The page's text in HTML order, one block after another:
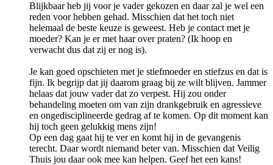
Blijkbaar heb jij voor je vader gekozen en daar zal je wel een
reden voor hebben gehad. Misschien dat het toch niet
helemaal de beste keuze is geweest. Heb je contact met je
moeder? Kan je er met haar over praten? (Ik hoop en
verwacht dus dat zij er nog is).
Je kan goed opschieten met je stiefmoeder en stiefzus en dat is
fijn. Ik begrijp dat jij daarom graag bij ze wilt blijven. Jammer
helaas dat jouw vader dat zo verpest. Hij zou onder
behandeling moeten om van zijn drankgebruik en agressieve
en ongedisciplineerde gedrag af te komen. Op dit moment kan
hij toch geen gelukkig mens zijn!
Op een dag gaat hij te ver en komt hij in de gevangenis
terecht. Daar wordt niemand beter van. Misschien dat Veilig
Thuis jou daar ook mee kan helpen. Geef het een kans!